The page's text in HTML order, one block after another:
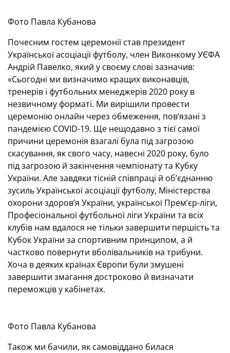
Фото Павла Кубанова
Почесним гостем церемонії став президент
Української асоціації футболу, член Виконкому УЄФА
Андрій Павелко, який у своєму слові зазначив:
«Сьогодні ми визначимо кращих виконавців,
тренерів і футбольних менеджерів 2020 року в
незвичному форматі. Ми вирішили провести
церемонію онлайн через обмеження, пов’язані з
пандемією COVID-19. Ще нещодавно з тієї самої
причини церемонія взагалі була під загрозою
скасування, як свого часу, навесні 2020 року, було
під загрозою й закінчення чемпіонату та Кубку
України. Але завдяки тісній співпраці й об’єднанню
зусиль Української асоціації футболу, Міністерства
охорони здоров’я України, української Прем’єр-ліги,
Професіональної футбольної ліги України та всіх
клубів нам вдалося не тільки завершити першість та
Кубок України за спортивним принципом, а й
частково повернути вболівальників на трибуни.
Хоча в деяких країнах Європи були змушені
завершити змагання достроково й визначати
переможців у кабінетах.
Фото Павла Кубанова
Також ми бачили, як самовіддано билася